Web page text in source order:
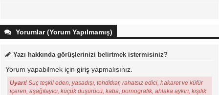
Yorumlar (Yorum Yapılmamış)
Yazı hakkında görüşlerinizi belirtmek istermisiniz?
Yorum yapabilmek için giriş yapmalısınız.
Uyarı! Suç teşkil eden, yasadışı, tehditkar, rahatsız edici, hakaret ve küfür
içeren, aşağılayıcı, küçük düşürücü, kaba, pornografik, ahlaka aykırı, kişilik